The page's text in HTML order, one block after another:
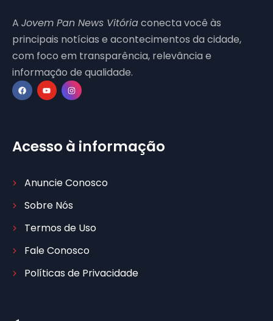
A Jovem Pan News Vitóriaconecta você às
principais notícias e acontecimentos da cidade,
com foco em transparência, relevância e
informação de qualidade.
Acesso à informação
Anuncie Conosco
Sobre Nós
Termos de Uso
Fale Conosco
Políticas de Privacidade